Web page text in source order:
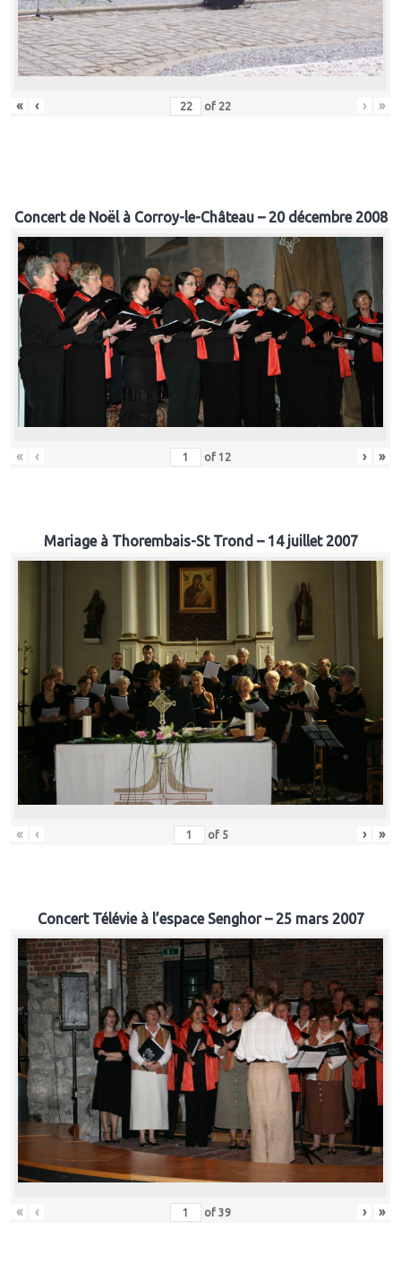
« ‹ of 22 › »
Concert de Noël à Corroy-le-Château – 20 décembre 2008
« ‹ of 12 › »
Mariage à Thorembais-St Trond – 14 juillet 2007
« ‹ of 5 › »
Concert Télévie à l’espace Senghor – 25 mars 2007
« ‹ of 39 › »